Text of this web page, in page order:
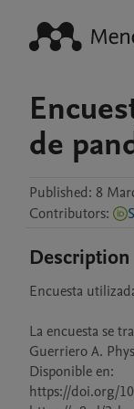
de
Published: 8
Contributors:
Description
Encuesta
La encuesta se
Guerriero A.
Disponible en:
https://doi.org/